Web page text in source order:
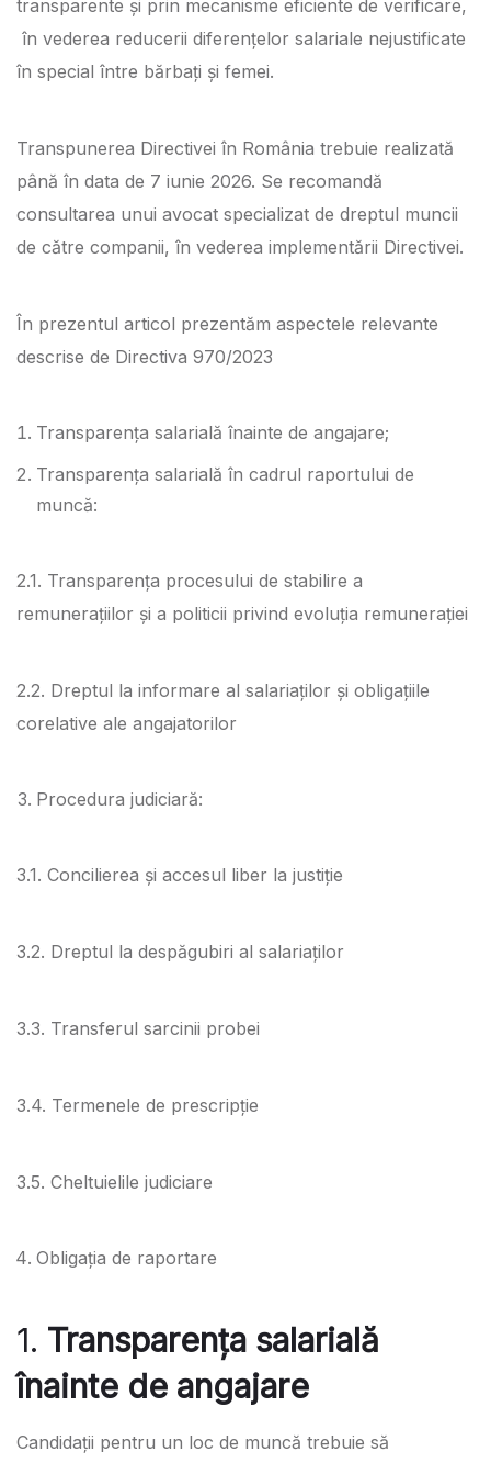
transparente și prin mecanisme eficiente de verificare,
în vederea reducerii diferențelor salariale nejustificate
în special între bărbați și femei.
Transpunerea Directivei în România trebuie realizată
până în data de 7 iunie 2026. Se recomandă
consultarea unui avocat specializat de dreptul muncii
de către companii, în vederea implementării Directivei.
În prezentul articol prezentăm aspectele relevante
descrise de Directiva 970/2023
Transparența salarială înainte de angajare;
Transparența salarială în cadrul raportului de
muncă:
2.1. Transparența procesului de stabilire a
remunerațiilor și a politicii privind evoluția remunerației
2.2. Dreptul la informare al salariaților și obligațiile
corelative ale angajatorilor
Procedura judiciară:
3.1. Concilierea și accesul liber la justiție
3.2. Dreptul la despăgubiri al salariaților
3.3. Transferul sarcinii probei
3.4. Termenele de prescripție
3.5. Cheltuielile judiciare
Obligația de raportare
1. Transparența salarială
înainte de angajare
Candidații pentru un loc de muncă trebuie să